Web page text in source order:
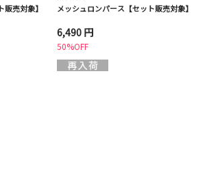
売対象】
メッシュロンパース【セット販売対象】
6,490 円
50%OFF